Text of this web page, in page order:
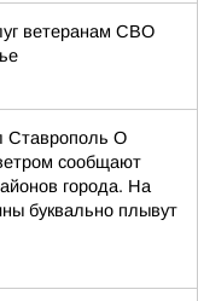
ветеранам СВО
Ставрополь О
сообщают
города. На
буквально плывут